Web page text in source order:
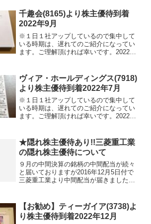
千趣会(8165)より株主優待到着
2022年9月
※１日１社アップしているので集中して
いる時期は、遅れてのご紹介になってい
ます。ご理解頂ければ幸いです。2022年9
介まず銘柄について簡単にご紹介いたし
ます...
ヴィア・ホールディングス(7918)
より株主優待到着2022年7月
※１日１社アップしているので集中して
いる時期は、遅れてのご紹介になってい
ます。ご理解頂ければ幸いです。2022年7
決算銘柄ですが、株主総会が６月29日開
催で郵便の配達...
★隠れ株主優待あり!!三菱重工業
の隠れ株主優待について
９月の中間決算の銘柄の中間配当が続々
と届いておりますが2016年12月5日付で
三菱重工業より中間配当が届きました。
が納入され始めれば期待できるでしょ
う。工場を保有して...
【お勧め】ティーガイア(3738)よ
り株主優待到着2022年12月